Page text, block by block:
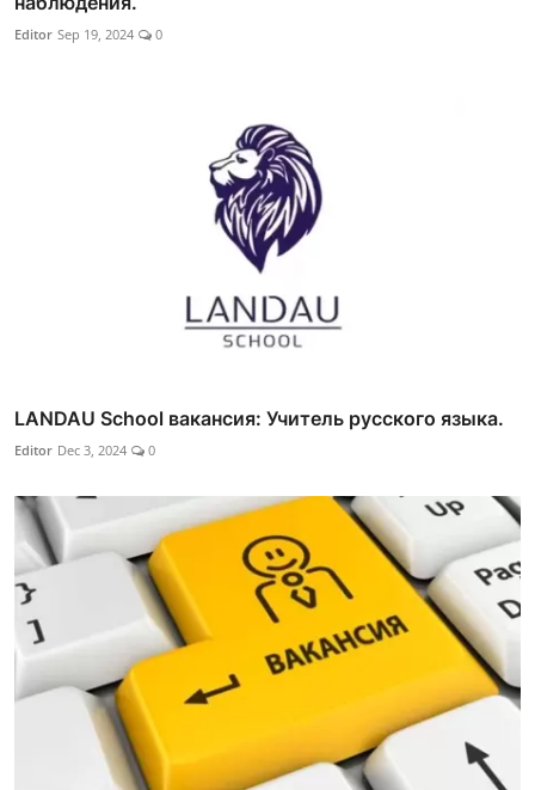
Editor Sep 19, 2024 0
LANDAU School вакансия: Учитель русского языка.
Editor Dec 3, 2024 0